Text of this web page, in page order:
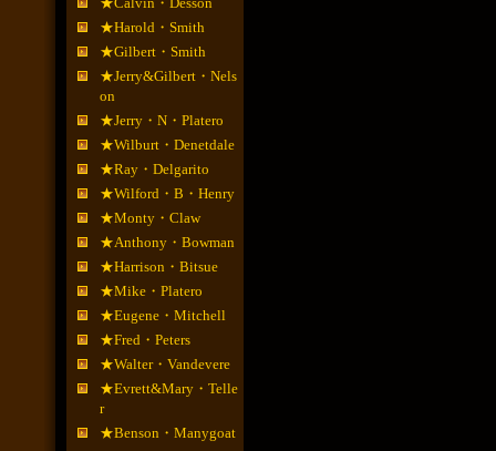
★Harold・Smith
★Gilbert・Smith
★Jerry&Gilbert・Nels
on
★Jerry・N・Platero
★Wilburt・Denetdale
★Ray・Delgarito
★Wilford・B・Henry
★Monty・Claw
★Anthony・Bowman
★Harrison・Bitsue
★Mike・Platero
★Eugene・Mitchell
★Fred・Peters
★Walter・Vandevere
★Evrett&Mary・Telle
r
★Benson・Manygoat